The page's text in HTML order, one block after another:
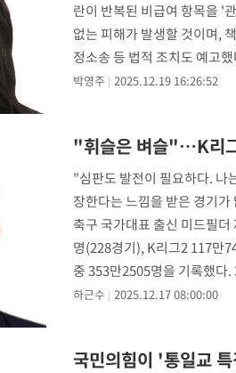
란이 반복된 비급여 항목을 '
없는 피해가 발생할 것이며,
정소송 등 법적 조치도 예고
박영주 2025.12.19 16:26:52
"휘슬은 벼슬"…K리
"심판도 발전이 필요하다. 나
장한다는 느낌을 받은 경기
축구 국가대표 출신 미드필
명(228경기), K리그2 117만
중 353만2505명을 기록했다
하근수 2025.12.17 08:00:00
국민의힘이 '통일교